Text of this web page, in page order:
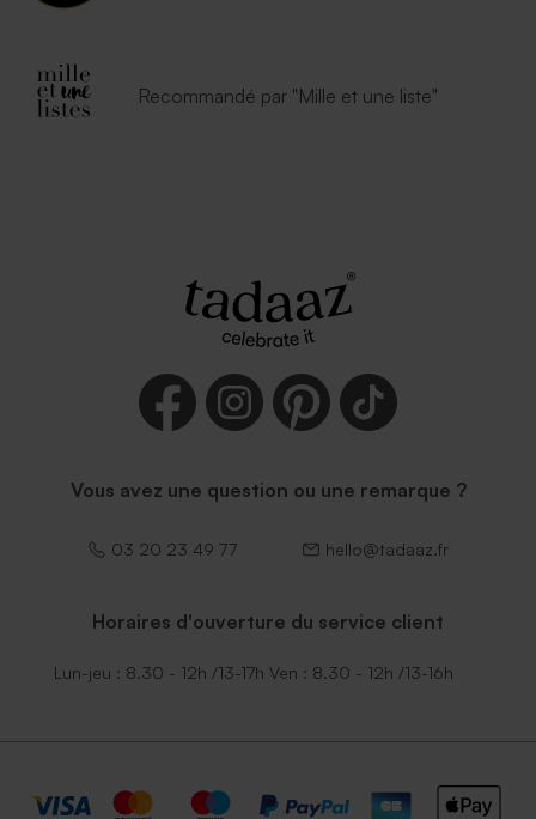
Recommandé par "Mille et une liste"
Vous avez une question ou une remarque ?
03 20 23 49 77 hello@tadaaz.fr
Horaires d'ouverture du service client
Lun-jeu : 8.30 - 12h /13-17h Ven : 8.30 - 12h /13-16h